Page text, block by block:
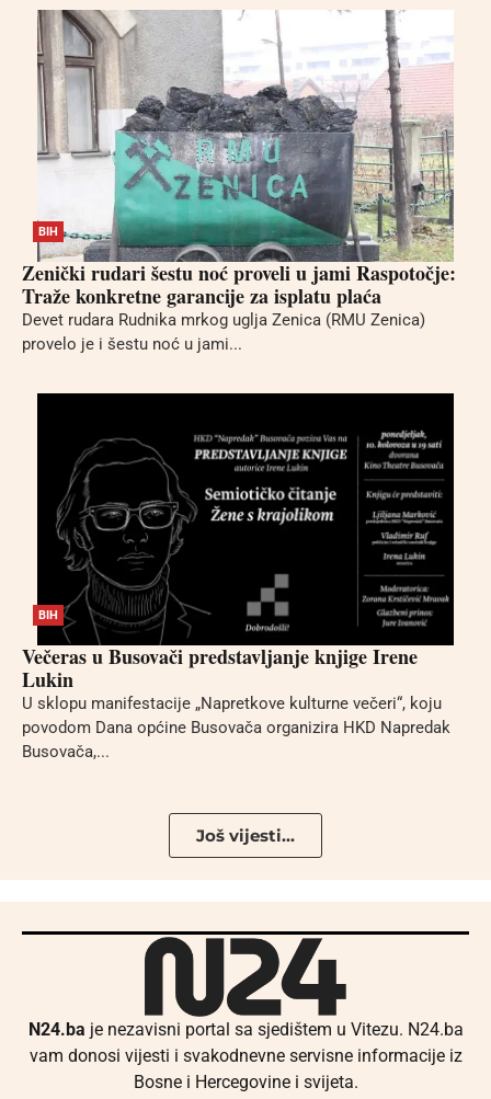
BIH
Zenički rudari šestu noć proveli u jami Raspotočje:
Traže konkretne garancije za isplatu plaća
Devet rudara Rudnika mrkog uglja Zenica (RMU Zenica)
provelo je i šestu noć u jami...
BIH
Večeras u Busovači predstavljanje knjige Irene
Lukin
U sklopu manifestacije „Napretkove kulturne večeri“, koju
povodom Dana općine Busovača organizira HKD Napredak
Busovača,...
Još vijesti...
N24.ba je nezavisni portal sa sjedištem u Vitezu. N24.ba
vam donosi vijesti i svakodnevne servisne informacije iz
Bosne i Hercegovine i svijeta.